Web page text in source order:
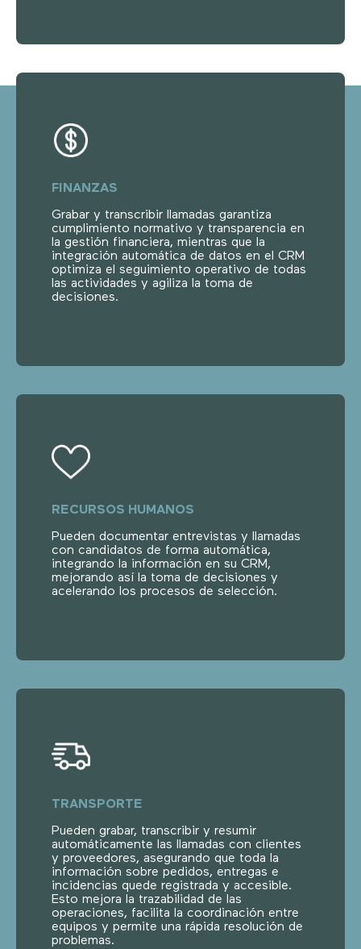
FINANZAS
Grabar y transcribir llamadas garantiza
cumplimiento normativo y transparencia en
la gestión financiera, mientras que la
integración automática de datos en el CRM
optimiza el seguimiento operativo de todas
las actividades y agiliza la toma de
decisiones.
RECURSOS HUMANOS
Pueden documentar entrevistas y llamadas
con candidatos de forma automática,
integrando la información en su CRM,
mejorando así la toma de decisiones y
acelerando los procesos de selección.
TRANSPORTE
Pueden grabar, transcribir y resumir
automáticamente las llamadas con clientes
y proveedores, asegurando que toda la
información sobre pedidos, entregas e
incidencias quede registrada y accesible.
Esto mejora la trazabilidad de las
operaciones, facilita la coordinación entre
equipos y permite una rápida resolución de
problemas.